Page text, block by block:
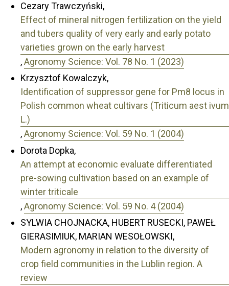
Cezary Trawczyński,
Effect of mineral nitrogen fertilization on the yield
and tubers quality of very early and early potato
varieties grown on the early harvest
,Agronomy Science: Vol. 78 No. 1 (2023)
Krzysztof Kowalczyk,
Identification of suppressor gene for Pm8 locus in
Polish common wheat cultivars (Triticum aest ivum
L.)
,Agronomy Science: Vol. 59 No. 1 (2004)
Dorota Dopka,
An attempt at economic evaluate differentiated
pre-sowing cultivation based on an example of
winter triticale
,Agronomy Science: Vol. 59 No. 4 (2004)
SYLWIA CHOJNACKA, HUBERT RUSECKI, PAWEŁ
GIERASIMIUK, MARIAN WESOŁOWSKI,
Modern agronomy in relation to the diversity of
crop field communities in the Lublin region. A
review